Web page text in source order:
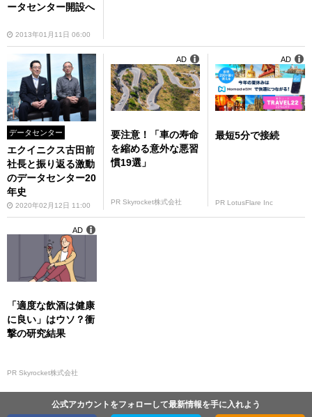
ータセンター開設へ
2013年01月11日 06:00
データセンター
エクイニクス古田前
社長と振り返る激動
のデータセンター20
年史
2020年02月12日 11:00
要注意！「車の寿命
を縮める意外な悪習
慣19選」
PR Skyrocket株式会社
AD
最短5分で接続
PR LotusFlare Inc
AD
「適度な飲酒は健康
に良い」はウソ？衝
撃の研究結果
PR Skyrocket株式会社
AD
公式アカウントをフォローして最新情報を手に入れよう